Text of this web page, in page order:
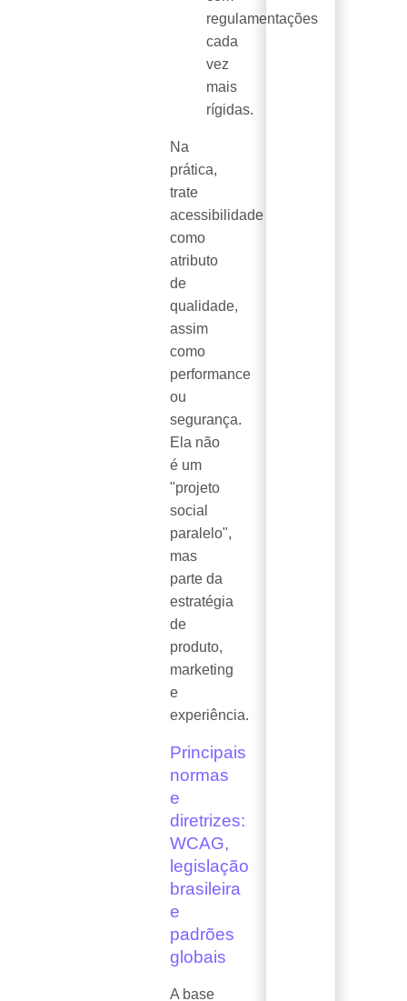
regulamentações
cada
vez
mais
rígidas.
Na
prática,
trate
acessibilidade
como
atributo
de
qualidade,
assim
como
performance
ou
segurança.
Ela não
é um
"projeto
social
paralelo",
mas
parte da
estratégia
de
produto,
marketing
e
experiência.
Principais
normas
e
diretrizes:
WCAG,
legislação
brasileira
e
padrões
globais
A base